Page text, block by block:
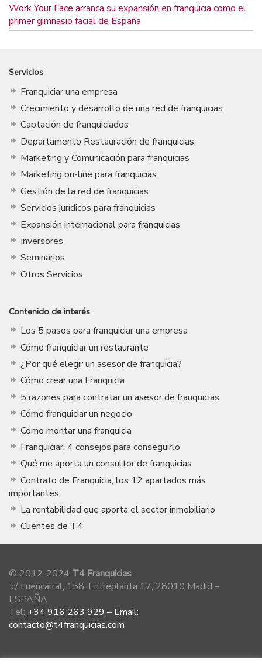
Work Your Face arranca su expansión en franquicia como el
primer gimnasio facial de España
Servicios
Franquiciar una empresa
Crecimiento y desarrollo de una red de franquicias
Captación de franquiciados
Departamento Restauración de franquicias
Marketing y Comunicación para franquicias
Marketing on-line para franquicias
Gestión de la red de franquicias
Servicios jurídicos para franquicias
Expansión internacional para franquicias
Inversores
Seminarios
Otros Servicios
Contenido de interés
Los 5 pasos para franquiciar una empresa
Cómo franquiciar un restaurante
¿Por qué elegir un asesor de franquicia?
Cómo crear una Franquicia
5 razones para contratar un asesor de franquicias
Cómo franquiciar un negocio
Cómo montar una franquicia
Franquiciar, 4 consejos para conseguirlo
Qué me aporta un consultor de franquicias
Contrato de Franquicia, los 12 apartados más
importantes
La rentabilidad que aporta el sector inmobiliario
Clientes de T4
© 2012-2024 T4 Franquicias
c/ Fuencarral, 158, Entreplanta 17, 28010 Madid –
ESPAÑA
Tel: +34 916 263 929 – Email:
contacto@t4franquicias.com